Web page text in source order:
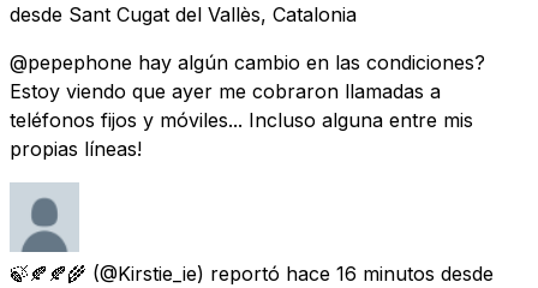
desde Sant Cugat del Vallès, Catalonia
@pepephone hay algún cambio en las condiciones?
Estoy viendo que ayer me cobraron llamadas a
teléfonos fijos y móviles... Incluso alguna entre mis
propias líneas!
🍃🍂🍂🌾 (@Kirstie_ie) reportó hace 16 minutos desde